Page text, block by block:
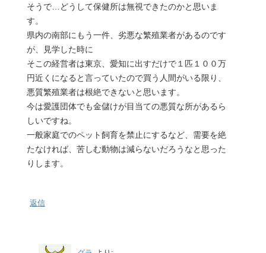
そうで…どうして保健所は無視できたのかと思いま
す。
県内の南部にもう一件、劣悪な繁殖業者があるのです
が、見学した時に
そこの経営者は東京、愛知に出すだけで１匹１００万
円近くになると言っていたので買う人間がいる限り、
悪質繁殖業者は根絶できないと思います。
今は愛護団体でも金儲けが目当ての悪質な所があるら
しいですね。
一般家庭でのペット飼育を禁止にするなど、需要を絶
たなければ、苦しむ動物は減らないだろうなと思った
りします。
返信